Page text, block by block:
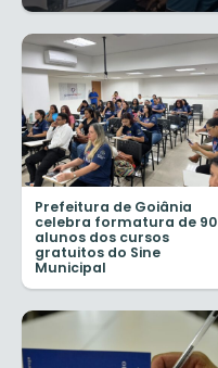
Prefeitura de Goiânia
celebra formatura de 90
alunos dos cursos
gratuitos do Sine
Municipal